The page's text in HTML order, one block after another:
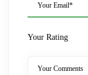
Your Email*
Your Rating
Your Comments